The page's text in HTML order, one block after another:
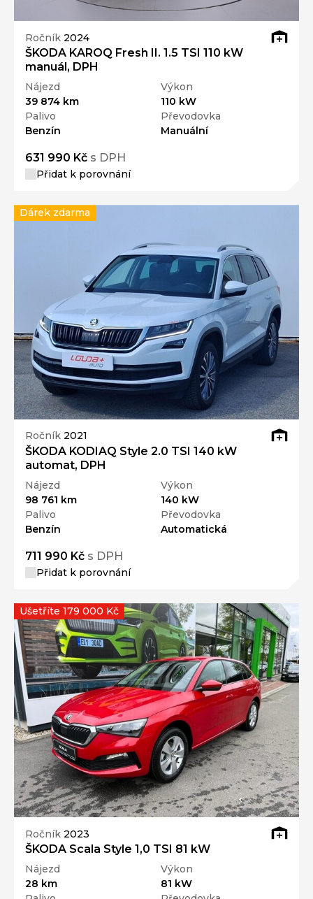
Ročník 2024
ŠKODA KAROQ Fresh II. 1.5 TSI 110 kW
manuál, DPH
Nájezd
39 874 km
Výkon
110 kW
Palivo
Benzín
Převodovka
Manuální
631 990 Kč s DPH
Přidat k porovnání
Ročník 2021
ŠKODA KODIAQ Style 2.0 TSI 140 kW
automat, DPH
Nájezd
98 761 km
Výkon
140 kW
Palivo
Benzín
Převodovka
Automatická
711 990 Kč s DPH
Přidat k porovnání
Dárek zdarma
Ročník 2023
ŠKODA Scala Style 1,0 TSI 81 kW
Nájezd
28 km
Výkon
81 kW
Ušetříte 179 000 Kč